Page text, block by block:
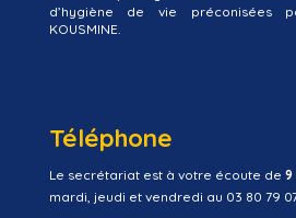
d’hygiène de vie préconisées
KOUSMINE.
Téléphone
Le secrétariat est à votre écoute de 9
mardi, jeudi et vendredi au 03 80 79